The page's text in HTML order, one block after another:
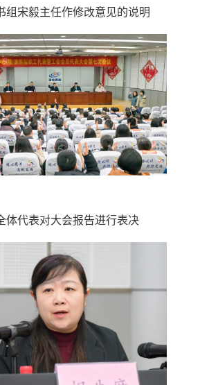
组宋毅主任作修改意见的说明
体代表对大会报告进行表决